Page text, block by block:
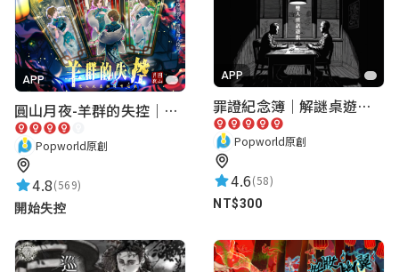
APP
圓山月夜-羊群的失控｜圓山飯店 ARG實境解謎遊戲
Popworld原創
4.8(569)
開始失控
APP
罪證紀念簿｜解謎桌遊｜警匪偵訊｜室內遊戲
Popworld原創
4.6(58)
NT$300